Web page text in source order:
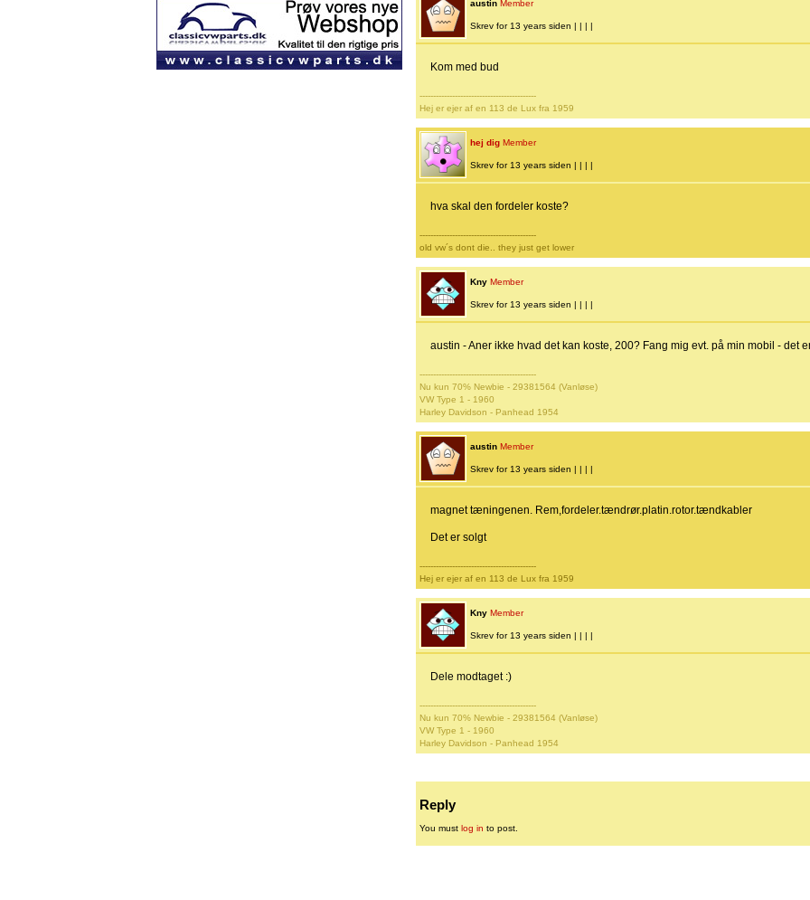
austin Member
Skrev for 13 years siden | | | |
Kom med bud
-------------------------------------------
Hej er ejer af en 113 de Lux fra 1959
hej dig Member
Skrev for 13 years siden | | | |
hva skal den fordeler koste?
-------------------------------------------
old vw´s dont die.. they just get lower
Kny Member
Skrev for 13 years siden | | | |
austin - Aner ikke hvad det kan koste, 200? Fang mig evt. på min mobil - det
-------------------------------------------
Nu kun 70% Newbie - 29381564 (Vanløse)
VW Type 1 - 1960
Harley Davidson - Panhead 1954
austin Member
Skrev for 13 years siden | | | |
magnet tæningenen. Rem,fordeler.tændrør.platin.rotor.tændkabler
Det er solgt
-------------------------------------------
Hej er ejer af en 113 de Lux fra 1959
Kny Member
Skrev for 13 years siden | | | |
Dele modtaget :)
-------------------------------------------
Nu kun 70% Newbie - 29381564 (Vanløse)
VW Type 1 - 1960
Harley Davidson - Panhead 1954
Reply
You must log in to post.